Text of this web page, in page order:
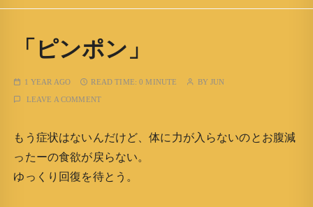
「ピンポン」
1 YEAR AGO READ TIME:0 MINUTE BYJUN
LEAVE A COMMENT
もう症状はないんだけど、体に力が入らないのとお腹減
ったーの食欲が戻らない。
ゆっくり回復を待とう。